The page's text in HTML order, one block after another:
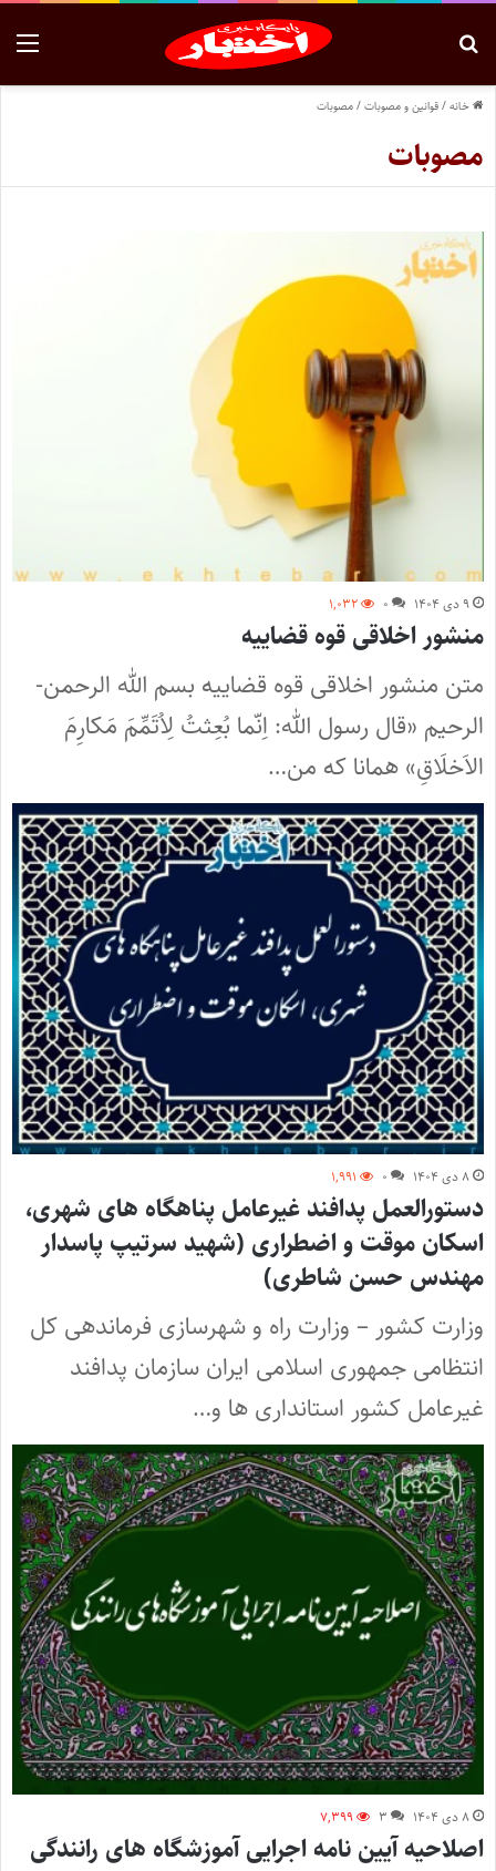
خانه/قوانین و مصوبات/مصوبات
مصوبات
۹ دی ۱۴۰۴ ۰ ۱,۰۳۲
منشور اخلاقی قوه قضاییه
متن منشور اخلاقی قوه قضاییه بسم ­الله­ الرحمن­
الرحیم «قال رسول الله: اِنّما بُعِثتُ لِاُتَمِّمَ مَکارِمَ
الاَخلَاقِ» همانا که من…
۸ دی ۱۴۰۴ ۰ ۱,۹۹۱
دستورالعمل پدافند غیرعامل پناهگاه های شهری،
اسکان موقت و اضطراری (شهید سرتیپ پاسدار
مهندس حسن شاطری)
وزارت کشور – وزارت راه و شهرسازی فرماندهی کل
انتظامی جمهوری اسلامی ایران سازمان پدافند
غیرعامل کشور استانداری ها و…
۸ دی ۱۴۰۴ ۳ ۷,۳۹۹
اصلاحیه آیین نامه اجرایی آموزشگاه های رانندگی